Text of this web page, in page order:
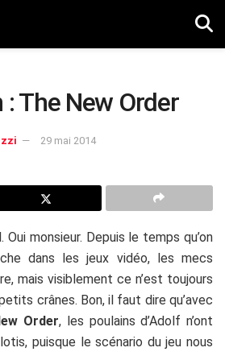
The New Order
29 mai 2014
Oui monsieur. Depuis le temps qu’on
dans les jeux vidéo, les mecs
mais visiblement ce n’est toujours
crânes. Bon, il faut dire qu’avec
Order, les poulains d’Adolf n’ont
puisque le scénario du jeu nous